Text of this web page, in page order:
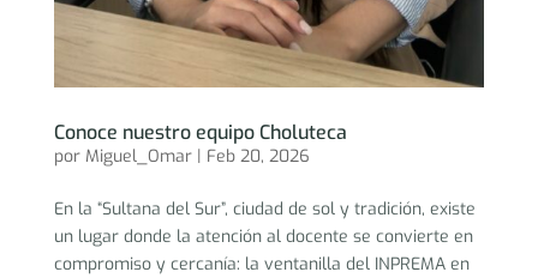
Conoce nuestro equipo Choluteca
por Miguel_Omar| Feb 20, 2026
En la “Sultana del Sur”, ciudad de sol y tradición, existe
un lugar donde la atención al docente se convierte en
compromiso y cercanía: la ventanilla del INPREMA en